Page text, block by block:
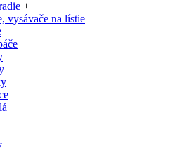
+
vysávače na lístie